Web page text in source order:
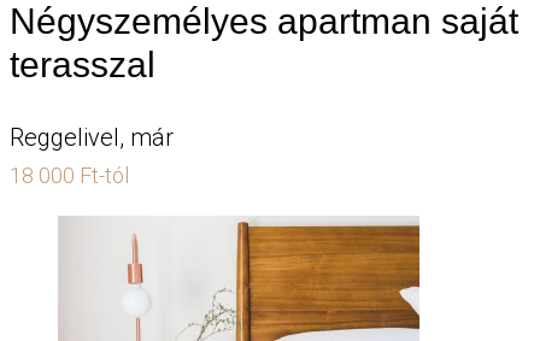
Négyszemélyes apartman saját
terasszal
Reggelivel, már
18 000 Ft-tól